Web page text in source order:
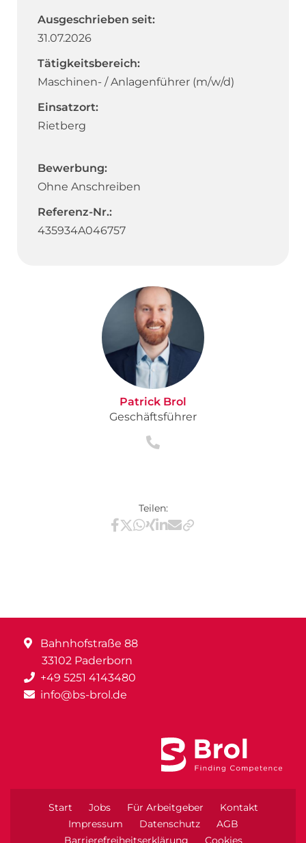
Ausgeschrieben seit:
31.07.2026
Tätigkeitsbereich:
Maschinen- / Anlagenführer (m/w/d)
Einsatzort:
Rietberg
Bewerbung:
Ohne Anschreiben
Referenz-Nr.:
435934A046757
Patrick Brol
Geschäftsführer
Teilen:
Teilen via Facebook
Teilen via X / Twitter
Teilen via WhatsApp
Teilen via Xing
Teilen via LinkedIn
Teilen via E-Mail
Bahnhofstraße 88
33102 Paderborn
+49 5251 4143480
info@bs-brol.de
Start Jobs Für Arbeitgeber
Kontakt
Impressum
Datenschutz
AGB
Barrierefreiheitserklärung
Cookies